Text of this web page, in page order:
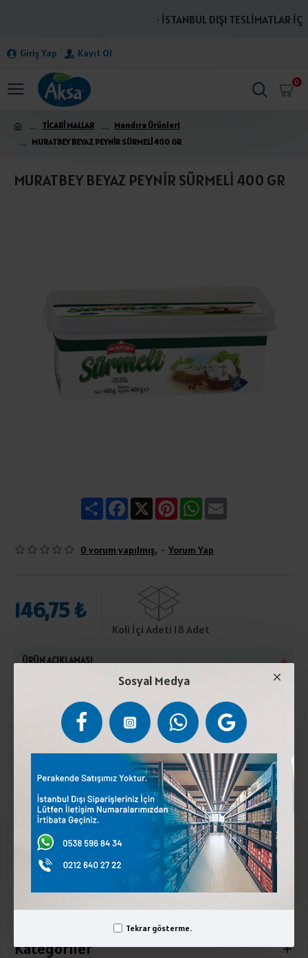
Sosyal Medya
Tekrar gösterme.
· İSTANBUL DIŞI TESLİMATLAR
Giriş Yap Kayıt Ol
0
TİCARİ MALLAR
Mandıra Ürünleri
MURATBEY BEYAZ PEYNİR SÜRMELİ 400 GR
MURATBEY BEYAZ PEYNİR SÜRMELİ 400 GR
ShareFacebook
X PinterestWhatsApp
0 yorum yapılmış. - Yorum Yap
146,75 ₺
Koli İçi Adeti 18 Adet
ÜRÜN AÇIKLAMASI
peynir mayası, tuz, kültür.2 ile 4 °C muhafaza ediniz
Laktoz içerir.
Kurumsal
Kategoriler